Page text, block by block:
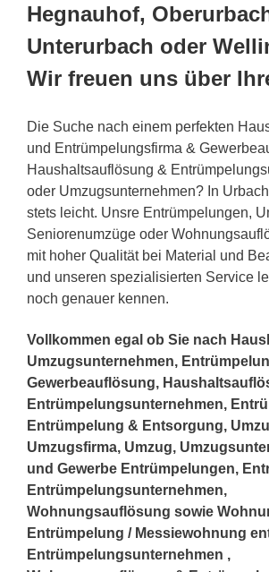
Hegnauhof,
Unterurbach oder
Wir freuen uns über
Die Suche nach einem perfekten
und Entrümpelungsfirma &
Haushaltsauflösung &
oder Umzugsunternehmen? In
stets leicht. Unsre Entrümpelungen,
Seniorenumzüge oder
mit hoher Qualität bei Material und
und unseren spezialisierten Service
noch genauer kennen.
Vollkommen egal ob Sie nach
Umzugsunternehmen,
Gewerbeauflösung,
Entrümpelungsunternehmen,
Entrümpelung & Entsorgung,
Umzugsfirma, Umzug,
und Gewerbe Entrümpelungen,
Entrümpelungsunternehmen,
Wohnungsauflösung sowie
Entrümpelung / Messiewohnung
Entrümpelungsunternehmen ,